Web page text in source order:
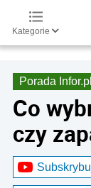
Kategorie
Porada Infor.pl
Co
czy